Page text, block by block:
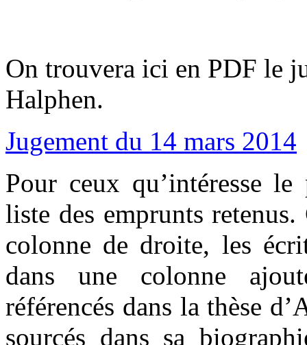
On trouvera ici en PDF le
Halphen.
Jugement du 14 mars 2014
Pour ceux qu’intéresse
liste des emprunts
colonne de droite, les
dans une colonne
référencés dans la thèse
sourcés dans sa